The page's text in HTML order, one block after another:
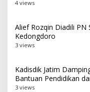
4 views
Alief Rozqin Diadili PN
Kedongdoro
3 views
Kadisdik Jatim
Bantuan Pendidikan
3 views